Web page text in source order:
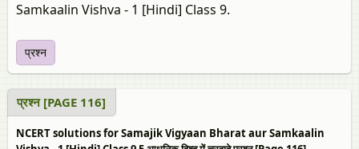
Samkaalin Vishva - 1 [Hindi] Class 9.
प्रश्न
प्रश्न [PAGE 116]
NCERT solutions for Samajik Vigyaan Bharat aur Samkaalin